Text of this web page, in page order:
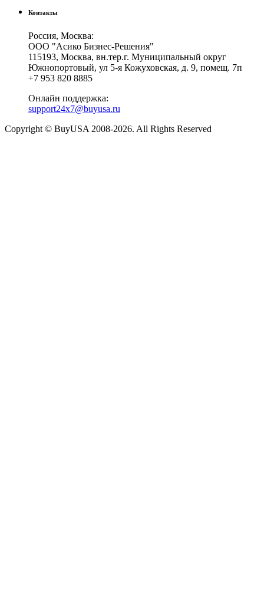
Контакты
Россия, Москва:
ООО "Асико Бизнес-Решения"
115193, Москва, вн.тер.г. Муниципальный округ
Южнопортовый, ул 5-я Кожуховская, д. 9, помещ. 7п
+7 953 820 8885
Онлайн поддержка:
support24x7@buyusa.ru
Copyright © BuyUSA 2008-2026. All Rights Reserved